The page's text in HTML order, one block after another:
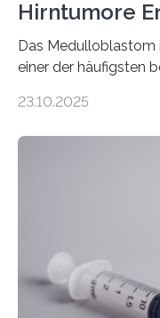
Hirntumore
Das Medulloblastom
einer der häufigsten
Betroffenen können
Dringend benötigt
nur
Gewebe
Hertie-Institut für
Universitätsklinikum
Schwachstelle im
Medulloblastoms
23.10.2025